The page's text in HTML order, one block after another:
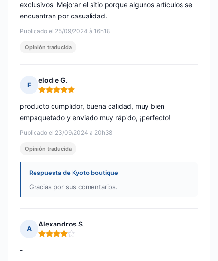
Publicado el 25/09/2024 à 16h18
exclusivos. Mejorar el sitio porque algunos artículos se
encuentran por casualidad.
Opinión traducida
E
elodie G.
Nota: 5 de 5
Publicado el 23/09/2024 à 20h38
producto cumplidor, buena calidad, muy bien
empaquetado y enviado muy rápido, ¡perfecto!
Opinión traducida
Respuesta de Kyoto boutique
Gracias por sus comentarios.
A
Alexandros S.
Nota: 4 de 5
-